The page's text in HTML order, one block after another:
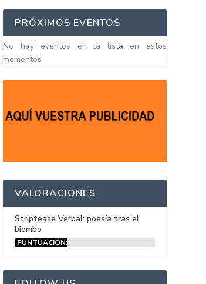
PRÓXIMOS EVENTOS
No hay eventos en la lista en estos
momentos
VALORACIONES
Striptease Verbal: poesía tras el
biombo
PUNTUACIÓN: